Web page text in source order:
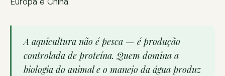
A aquicultura não é pesca — é produção
controlada de proteína. Quem domina a
biologia do animal e o manejo da água produz